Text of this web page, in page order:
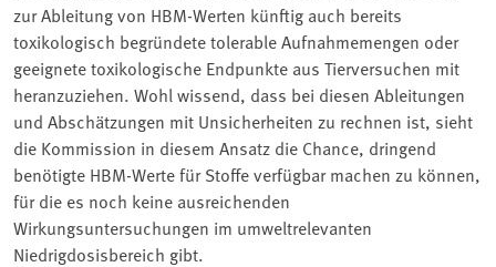
zur Ableitung von HBM-Werten künftig auch bereits
toxikologisch begründete tolerable Aufnahmemengen oder
geeignete toxikologische Endpunkte aus Tierversuchen mit
heranzuziehen. Wohl wissend, dass bei diesen Ableitungen
und Abschätzungen mit Unsicherheiten zu rechnen ist, sieht
die Kommission in diesem Ansatz die Chance, dringend
benötigte HBM-Werte für Stoffe verfügbar machen zu können,
für die es noch keine ausreichenden
Wirkungsuntersuchungen im umweltrelevanten
Niedrigdosisbereich gibt.